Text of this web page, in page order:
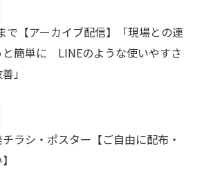
で【アーカイブ配信】「現場との連
と簡単に LINEのような使いやすさ
」
ラシ・ポスター【ご自由に配布・